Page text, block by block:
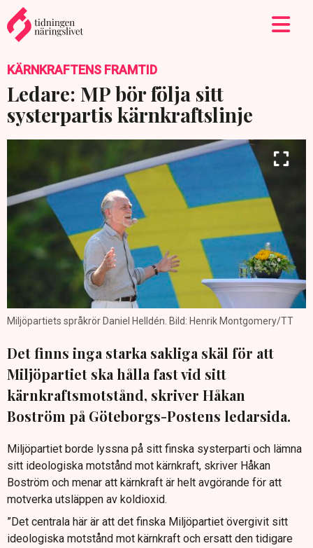
KÄRNKRAFTENS FRAMTID
Ledare: MP bör följa sitt
systerpartis kärnkraftslinje
Miljöpartiets språkrör Daniel Helldén. Bild: Henrik Montgomery/TT
Det finns inga starka sakliga skäl för att
Miljöpartiet ska hålla fast vid sitt
kärnkraftsmotstånd, skriver Håkan
Boström på Göteborgs-Postens ledarsida.
Miljöpartiet borde lyssna på sitt finska systerparti och lämna
sitt ideologiska motstånd mot kärnkraft, skriver Håkan
Boström och menar att kärnkraft är helt avgörande för att
motverka utsläppen av koldioxid.
”Det centrala här är att det finska Miljöpartiet övergivit sitt
ideologiska motstånd mot kärnkraft och ersatt den tidigare